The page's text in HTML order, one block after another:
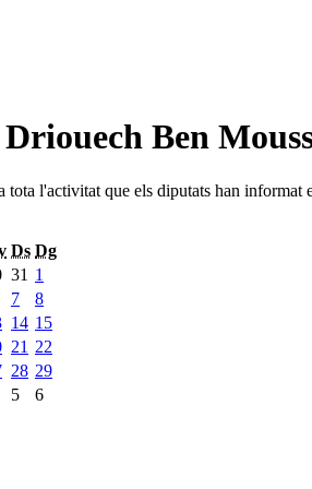
Ben
l'activitat que els diputats han informat
Ds Dg
31 1
7
8
14 15
21 22
28 29
5 6